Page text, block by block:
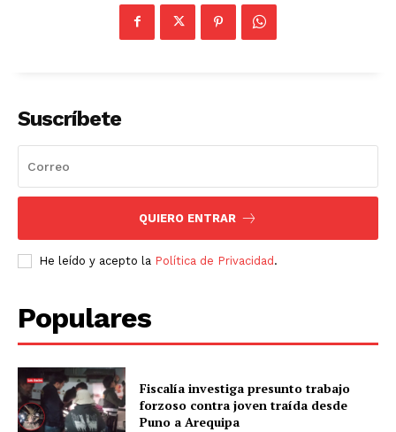
Suscríbete
QUIERO ENTRAR
He leído y acepto la Política de Privacidad.
Populares
Fiscalía investiga presunto trabajo
forzoso contra joven traída desde
Puno a Arequipa